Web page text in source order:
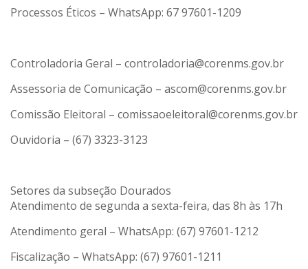
Processos Éticos – WhatsApp: 67 97601-1209
Controladoria Geral – controladoria@corenms.gov.br
Assessoria de Comunicação – ascom@corenms.gov.br
Comissão Eleitoral – comissaoeleitoral@corenms.gov.br
Ouvidoria – (67) 3323-3123
Setores da subseção Dourados
Atendimento de segunda a sexta-feira, das 8h às 17h
Atendimento geral – WhatsApp: (67) 97601-1212
Fiscalização – WhatsApp: (67) 97601-1211